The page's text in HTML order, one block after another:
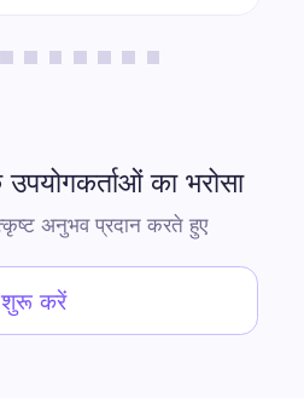
का भरोसा
अनुभव प्रदान करते हुए
शुरू करें